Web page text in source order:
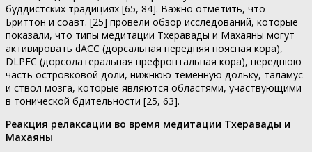
буддистских традициях [65, 84]. Важно отметить, что
Бриттон и соавт. [25] провели обзор исследований, которые
показали, что типы медитации Тхеравады и Махаяны могут
активировать dACC (дорсальная передняя поясная кора),
DLPFC (дорсолатеральная префронтальная кора), переднюю
часть островковой доли, нижнюю теменную дольку, таламус
и ствол мозга, которые являются областями, участвующими
в тонической бдительности [25, 63].
Реакция релаксации во время медитации Тхеравады и
Махаяны